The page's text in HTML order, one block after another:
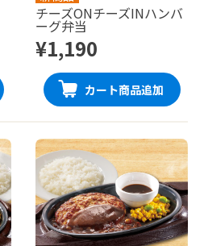
チーズONチーズINハンバ
ーグ弁当
¥1,190
カート商品追加